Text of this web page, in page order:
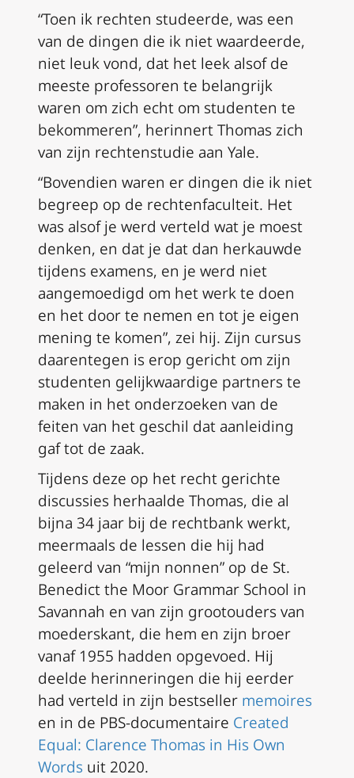
“Toen ik rechten studeerde, was een
van de dingen die ik niet waardeerde,
niet leuk vond, dat het leek alsof de
meeste professoren te belangrijk
waren om zich echt om studenten te
bekommeren”, herinnert Thomas zich
van zijn rechtenstudie aan Yale.
“Bovendien waren er dingen die ik niet
begreep op de rechtenfaculteit. Het
was alsof je werd verteld wat je moest
denken, en dat je dat dan herkauwde
tijdens examens, en je werd niet
aangemoedigd om het werk te doen
en het door te nemen en tot je eigen
mening te komen”, zei hij. Zijn cursus
daarentegen is erop gericht om zijn
studenten gelijkwaardige partners te
maken in het onderzoeken van de
feiten van het geschil dat aanleiding
gaf tot de zaak.
Tijdens deze op het recht gerichte
discussies herhaalde Thomas, die al
bijna 34 jaar bij de rechtbank werkt,
meermaals de lessen die hij had
geleerd van “mijn nonnen” op de St.
Benedict the Moor Grammar School in
Savannah en van zijn grootouders van
moederskant, die hem en zijn broer
vanaf 1955 hadden opgevoed. Hij
deelde herinneringen die hij eerder
had verteld in zijn bestseller memoires
en in de PBS-documentaire Created
Equal: Clarence Thomas in His Own
Words uit 2020.